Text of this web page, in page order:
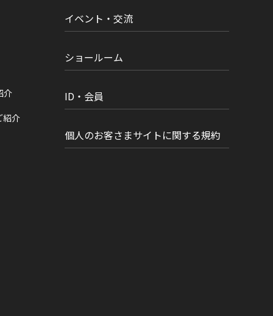
介
紹介
イベント・交流
ショールーム
ID・会員
個人のお客さまサイトに関する規約